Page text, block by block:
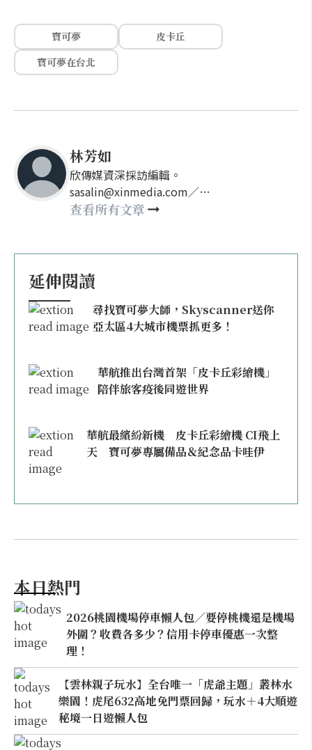
寶可夢
皮卡丘
寶可夢在台北
林芳如
欣傳媒資深採訪編輯。
sasalin@xinmedia.com／
happy21917@gmail.com
查看所有文章
延伸閱讀
尋找寶可夢大師，Skyscanner送你
亞太區4大城市機票抓更多！
華航推出台灣首架「皮卡丘彩繪機」
陪伴旅客疫後同遊世界
華航最繽紛新機 皮卡丘彩繪機 CI飛上
天 寶可夢專屬備品＆紀念品卡哇伊
本日熱門
2026桃園機場停車懶人包／要停桃機還是機場
外圍？收費各多少？信用卡停車優惠一次整
理！
【雲林親子玩水】全台唯一「虎爺主題」叢林水
樂園！虎尾632高地免門票回歸，玩水＋4大順遊
秘境一日遊懶人包